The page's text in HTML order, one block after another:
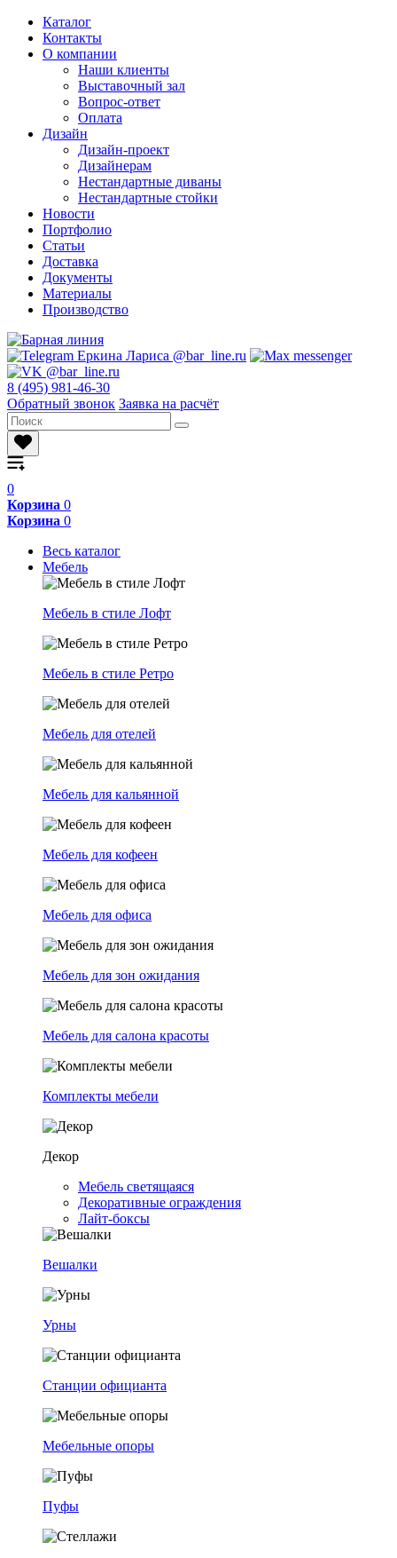
Каталог
Контакты
О компании
Наши клиенты
Выставочный зал
Вопрос-ответ
Оплата
Дизайн
Дизайн-проект
Дизайнерам
Нестандартные диваны
Нестандартные стойки
Новости
Портфолио
Статьи
Доставка
Документы
Материалы
Производство
8 (495) 981-46-30
Обратный звонок Заявка на расчёт
0
Корзина 0
Корзина 0
Весь каталог
Мебель
Мебель в стиле Лофт
Мебель в стиле Ретро
Мебель для отелей
Мебель для кальянной
Мебель для кофеен
Мебель для офиса
Мебель для зон ожидания
Мебель для салона красоты
Комплекты мебели
Декор
Мебель светящаяся
Декоративные ограждения
Лайт-боксы
Вешалки
Урны
Станции официанта
Мебельные опоры
Пуфы